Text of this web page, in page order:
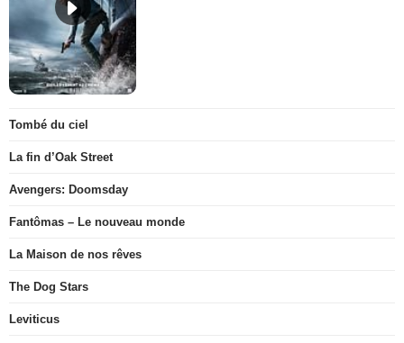
Tombé du ciel
La fin d’Oak Street
Avengers: Doomsday
Fantômas – Le nouveau monde
La Maison de nos rêves
The Dog Stars
Leviticus